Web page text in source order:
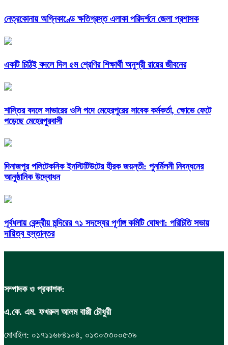
নেত্রকোনায় অগ্নিকাণ্ডে ক্ষতিগ্রস্ত এলাকা পরিদর্শনে জেলা প্রশাসক
একটি চিঠিই বদলে দিল ৫ম শ্রেণির শিক্ষার্থী অনুশ্রী রায়ের জীবনের
শাস্তির বদলে সাভারের ওসি পদে মেহেরপুরের সাবেক কর্মকর্তা, ক্ষোভে ফেটে
পড়েছে মেহেরপুরবাসী
দিনাজপুর পলিটেকনিক ইনস্টিটিউটের হীরক জয়ন্তী: পুনর্মিলনী নিবন্ধনের
আনুষ্ঠানিক উদ্বোধন
পূর্বধলায় কেন্দ্রীয় মন্দিরের ৭১ সদস্যের পূর্ণাঙ্গ কমিটি ঘোষণা: পরিচিতি সভায়
দায়িত্ব হস্তান্তর
সম্পাদক ও প্রকাশক:
এ.কে. এম. ফখরুল আলম বাপ্পী চৌধুরী
মোবাইল: ০১৭১১৬৮৪১০৪, ০১৩০৩৩০০৫৩৯